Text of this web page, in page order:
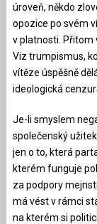
úroveň, někdo
opozice po svém
v platnosti. Přitom
Viz trumpismus,
vítěze úspěšně
ideologická
Je-li smyslem
společenský
jen o to, která
kterém funguje
za podpory
má vést v rámci
na kterém si